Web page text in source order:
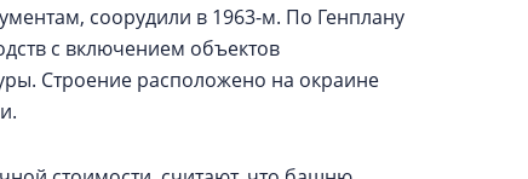
соорудили в 1963-м. По Генплану
с включением объектов
Строение расположено на окраине